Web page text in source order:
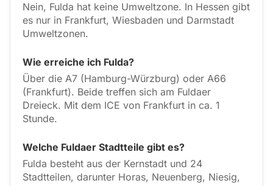
Nein, Fulda hat keine Umweltzone. In Hessen gibt
es nur in Frankfurt, Wiesbaden und Darmstadt
Umweltzonen.
Wie erreiche ich Fulda?
Über die A7 (Hamburg-Würzburg) oder A66
(Frankfurt). Beide treffen sich am Fuldaer
Dreieck. Mit dem ICE von Frankfurt in ca. 1
Stunde.
Welche Fuldaer Stadtteile gibt es?
Fulda besteht aus der Kernstadt und 24
Stadtteilen, darunter Horas, Neuenberg, Niesig,